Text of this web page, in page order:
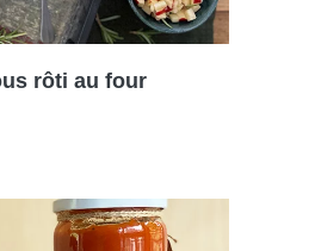
rôti au four